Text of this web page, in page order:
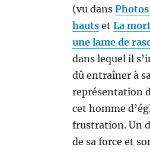
(vu dans
hautset La
une lame de
dans lequel il
dû entraîner à
représentation
cet homme
frustration. Un
de sa force et